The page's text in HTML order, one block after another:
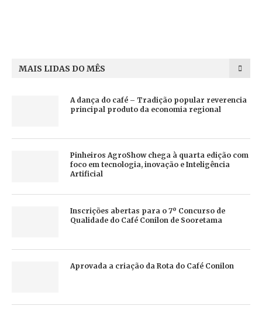
MAIS LIDAS DO MÊS
A dança do café – Tradição popular reverencia
principal produto da economia regional
Pinheiros AgroShow chega à quarta edição com
foco em tecnologia, inovação e Inteligência
Artificial
Inscrições abertas para o 7º Concurso de
Qualidade do Café Conilon de Sooretama
Aprovada a criação da Rota do Café Conilon